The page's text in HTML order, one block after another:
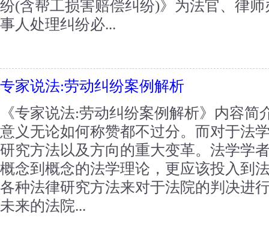
纷(含帮工损害赔偿纠纷)》为法官、律
事人处理纠纷必...
专家说法:劳动纠纷案例解析
《专家说法:劳动纠纷案例解析》内容
意义无论如何称赞都不过分。而对于法
研究方法以及方向的重大变革。法学学
概念到概念的法学理论，更应该投入到
各种法律研究方法来对于法院的判决进
未来的法院...